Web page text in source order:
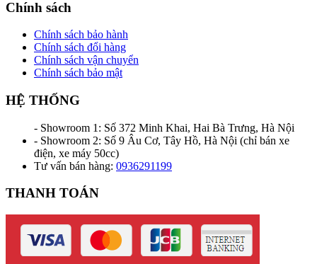
Chính sách
Chính sách bảo hành
Chính sách đổi hàng
Chính sách vận chuyển
Chính sách bảo mật
HỆ THỐNG
- Showroom 1: Số 372 Minh Khai, Hai Bà Trưng, Hà Nội
- Showroom 2: Số 9 Âu Cơ, Tây Hồ, Hà Nội (chỉ bán xe
điện, xe máy 50cc)
Tư vấn bán hàng: 0936291199
THANH TOÁN